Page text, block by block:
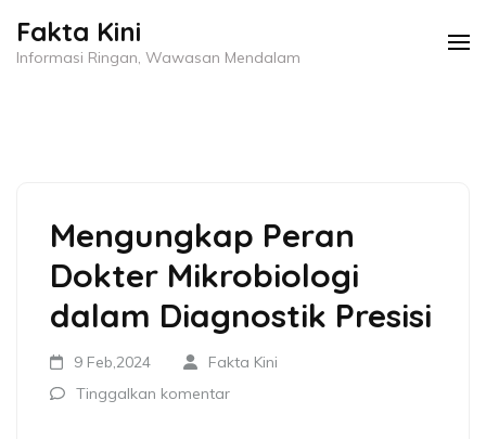
keFakta Kini
Informasi Ringan, Wawasan Mendalam
Mengungkap Peran
Dokter Mikrobiologi
dalam Diagnostik Presisi
9 Feb,2024
Fakta Kini
Tinggalkan komentar